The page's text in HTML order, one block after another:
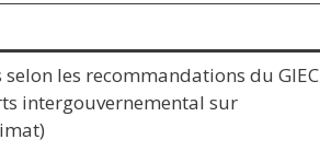
les recommandations du GIEC
intergouvernemental sur